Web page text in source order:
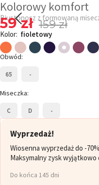
Kolorowy komfort
Biustonosz z formowaną
59 zł 159 zł
Kolor: fioletowy
Obwód:
65 -
Miseczka:
C D -
Wyprzedaż!
Wiosenna wyprzedaż do -
Maksymalny zysk wyjątkowo
Do końca 145 dni